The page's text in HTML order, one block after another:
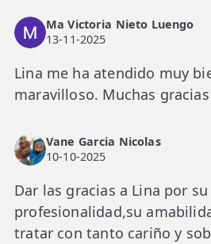
Ma Victoria Nieto Luengo
13-11-2025
Lina me ha atendido muy
maravilloso. Muchas gracias
Vane Garcia Nicolas
10-10-2025
Dar las gracias a Lina por
profesionalidad,su
tratar con tanto cariño y